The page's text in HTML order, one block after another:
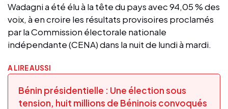
Wadagni a été élu à la tête du pays avec 94,05 % des
voix, à en croire les résultats provisoires proclamés
par la Commission électorale nationale
indépendante (CENA) dans la nuit de lundi à mardi.
A LIRE AUSSI
Bénin présidentielle : Une élection sous
tension, huit millions de Béninois convoqués